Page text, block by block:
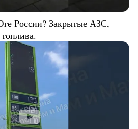
России? Закрытые АЗС,